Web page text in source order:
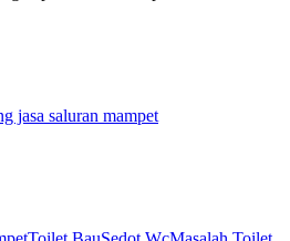
jasa saluran mampet